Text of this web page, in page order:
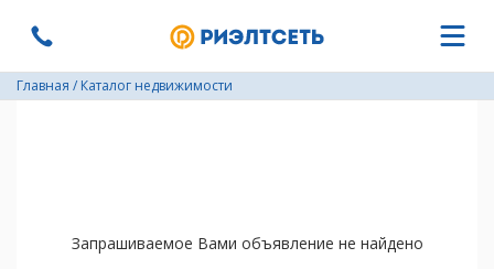
Главная / Каталог недвижимости
Запрашиваемое Вами объявление не найдено